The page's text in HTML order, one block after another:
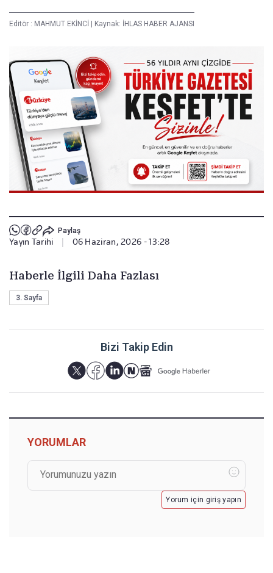
Editör : MAHMUT EKİNCİ Kaynak: İHLAS HABER AJANSI
Paylaş
Yayın Tarihi 06 Haziran, 2026 - 13:28
Haberle İlgili Daha Fazlası
3. Sayfa
Bizi Takip Edin
YORUMLAR
Yorum için giriş yapın